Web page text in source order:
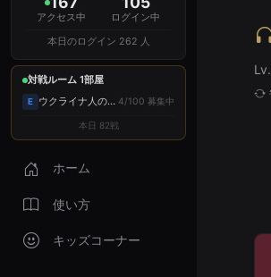
アクセス中 ログイン中
本日のログイン 262 人
対戦ルーム 1部屋
E ウクライナ人の部屋 4/100 募集中
本日 82戦
ホーム
使い方
キッズコーナー